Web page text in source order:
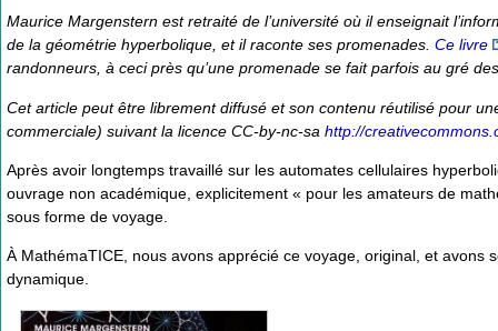
Maurice Margenstern est retraité de l’université où il enseignait
de la géométrie hyperbolique, et il raconte ses promenades. Ce livre
randonneurs, à ceci près qu’une promenade se fait parfois au gré
Cet article peut être librement diffusé et son contenu réutilisé pour
commerciale) suivant la licence CC-by-nc-sa http://
Après avoir longtemps travaillé sur les automates cellulaires
ouvrage non académique, explicitement « pour les amateurs de
sous forme de voyage.
À MathémaTICE, nous avons apprécié ce voyage, original, et avons
dynamique.